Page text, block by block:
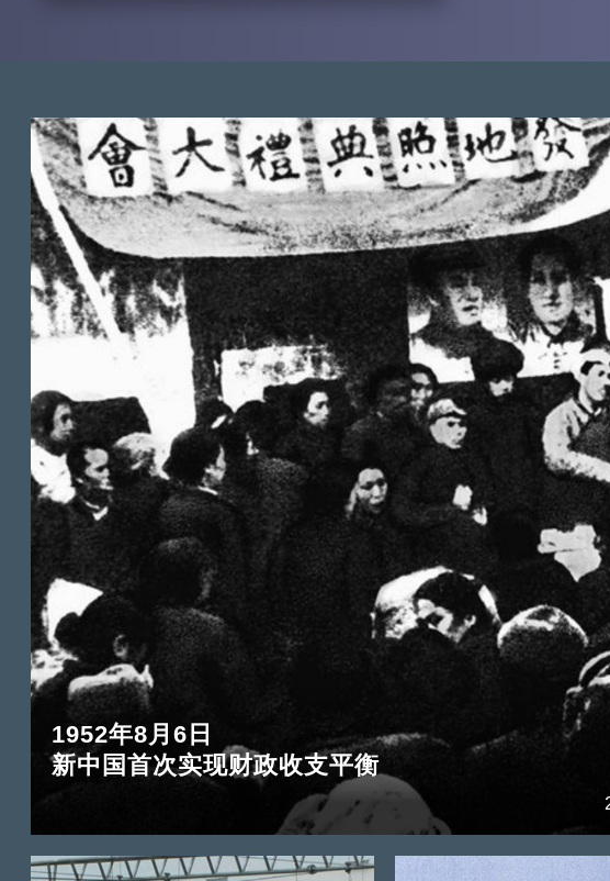
1952年8月6日
新中国首次实现财政收支平衡